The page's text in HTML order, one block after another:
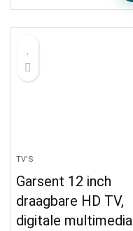
TV'S
Garsent 12 inch
draagbare HD TV,
digitale multimedia